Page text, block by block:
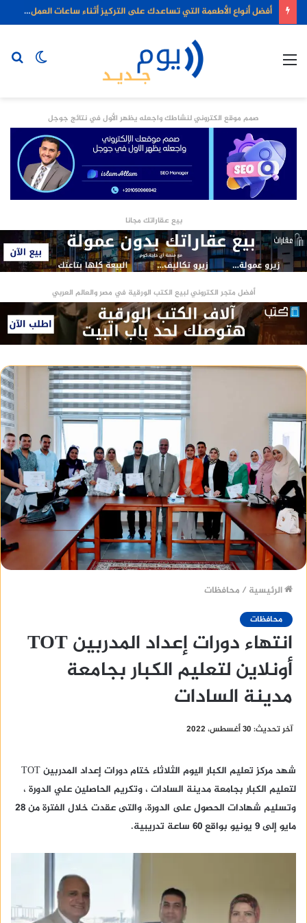
أفضل أنواع الأطعمة التي تساعدك على التركيز أثناء ساعات العمل الطويلة
الوضع
صمم موقع الكتروني لنشاطك واجعله يظهر الأول في نتائج جوجل
بيع عقاراتك مجانا
أفضل متجر الكتروني لبيع الكتب الورقية في مصر والعالم العربي
الرئيسية / محافظات
محافظات
انتهاء دورات إعداد المدربين TOT
أونلاين لتعليم الكبار بجامعة
مدينة السادات
آخر تحديث: 30 أغسطس، 2022
شهد مركز تعليم الكبار اليوم الثلاثاء ختام دورات إعداد المدربين TOT
لتعليم الكبار بجامعة مدينة السادات ، وتكريم الحاصلين علي الدورة ،
وتسليم شهادات الحصول على الدورة، والتى عقدت خلال الفترة من ٢٨
مايو إلى ٩ يونيو بواقع ٦٠ ساعة تدريبية.